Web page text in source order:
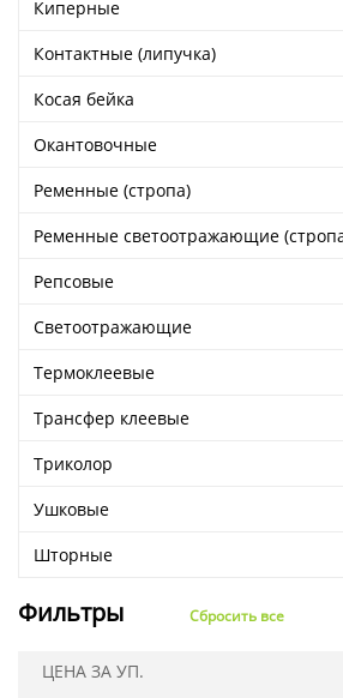
Киперные
Контактные (липучка)
Косая бейка
Окантовочные
Ременные (стропа)
Ременные светоотражающие
Репсовые
Светоотражающие
Термоклеевые
Трансфер клеевые
Триколор
Ушковые
Шторные
Фильтры Сбросить все
ЦЕНА ЗА УП.
Ушковые
Цепочки шарики с замком
Ткани
Сумочная фурнитура